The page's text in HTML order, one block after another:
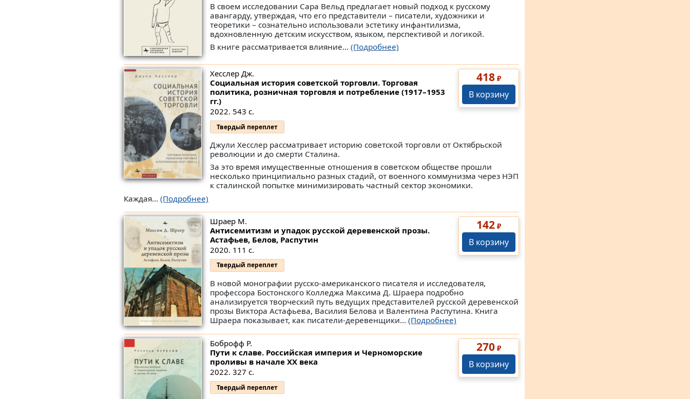
В своем исследовании Сара Вельд предлагает новый подход к русскому
авангарду, утверждая, что его представители – писатели, художники и
теоретики – сознательно использовали эстетику инфантилизма,
вдохновленную детским искусством, языком, перспективой и логикой.
В книге рассматривается влияние... (Подробнее)
418 ₽
В корзину
Хесслер Дж.
Социальная история советской торговли. Торговая
политика, розничная торговля и потребление (1917–1953
гг.)
2022. 543 с.
Твердый переплет
Джули Хесслер рассматривает историю советской торговли от Октябрьской
революции и до смерти Сталина.
За это время имущественные отношения в советском обществе прошли
несколько принципиально разных стадий, от военного коммунизма через НЭП
к сталинской попытке минимизировать частный сектор экономики.
Каждая... (Подробнее)
142 ₽
В корзину
Шраер М.
Антисемитизм и упадок русской деревенской прозы.
Астафьев, Белов, Распутин
2020. 111 с.
Твердый переплет
В новой монографии русско-американского писателя и исследователя,
профессора Бостонского Колледжа Максима Д. Шраера подробно
анализируется творческий путь ведущих представителей русской деревенской
прозы Виктора Астафьева, Василия Белова и Валентина Распутина. Книга
Шраера показывает, как писатели-деревенщики... (Подробнее)
270 ₽
В корзину
Боброфф Р.
Пути к славе. Российская империя и Черноморские
проливы в начале ХХ века
2022. 327 с.
Твердый переплет